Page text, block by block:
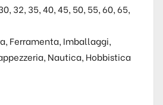
32, 35, 40, 45, 50, 55, 60, 65,
Ferramenta, Imballaggi,
Nautica, Hobbistica